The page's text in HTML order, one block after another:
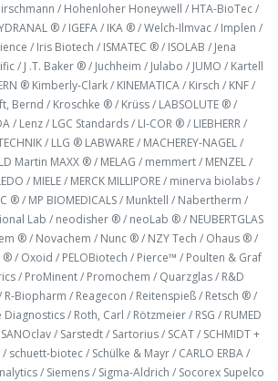
/ Hohenloher Honeywell / HTA-BioTec /
® / IGEFA / IKA ® / Welch-Ilmvac / Implen /
/ Iris Biotech / ISMATEC ® / ISOLAB / Jena
/ J .T. Baker ® / Juchheim / Julabo / JUMO / Kartell
® Kimberly-Clark / KINEMATICA / Kirsch / KNF /
Bernd / Kroschke ® / Krüss / LABSOLUTE ® /
/ Lenz / LGC Standards / LI-COR ® / LIEBHERR /
/ LLG ® LABWARE / MACHEREY-NAGEL /
Martin MAXX ® / MELAG / memmert / MENZEL /
/ MIELE / MERCK MILLIPORE / minerva biolabs /
® / MP BIOMEDICALS / Munktell / Nabertherm /
Lab / neodisher ® / neoLab ® / NEUBERTGLAS
® / Novachem / Nunc ® / NZY Tech / Ohaus ® /
® / Oxoid / PELOBiotech / Pierce™ / Poulten & Graf
/ ProMinent / Promochem / Quarzglas / R&D
Biopharm / Reagecon / Reitenspieß / Retsch ® /
/ Roth, Carl / Rötzmeier / RSG / RUMED
/ Sarstedt / Sartorius / SCAT / SCHMIDT +
/ schuett-biotec / Schülke & Mayr / CARLO ERBA /
/ Siemens / Sigma-Aldrich / Socorex Supelco